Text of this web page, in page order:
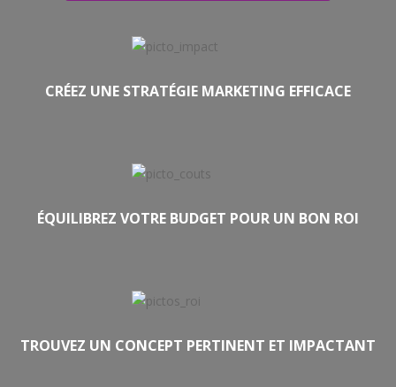
CRÉEZ UNE STRATÉGIE MARKETING EFFICACE
ÉQUILIBREZ VOTRE BUDGET POUR UN BON ROI
TROUVEZ UN CONCEPT PERTINENT ET IMPACTANT